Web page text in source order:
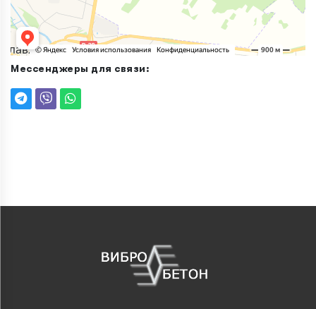
Мессенджеры для связи: